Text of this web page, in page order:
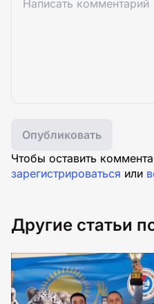
Опубликовать
Чтобы оставить
зарегистрироваться или
Другие статьи